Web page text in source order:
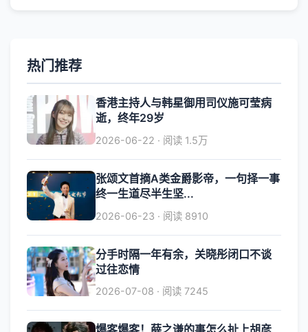
热门推荐
香港主持人与韩星御用司仪施可莹病
逝，终年29岁
2026-06-22 · 阅读 1.5万
张颂文首摘A类金爵影帝，一句择一事
终一生道尽半生坚...
2026-06-23 · 阅读 8910
分手时隔一年有余，关晓彤闭口不谈
过往恋情
2026-07-08 · 阅读 7245